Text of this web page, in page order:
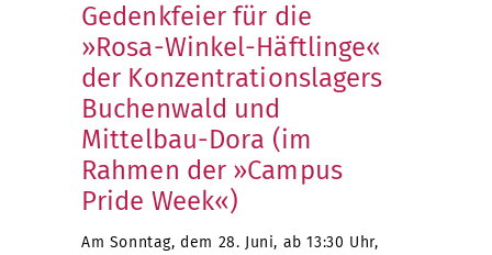
Gedenkfeier für die
»Rosa-Winkel-Häftlinge«
der Konzentrationslagers
Buchenwald und
Mittelbau-Dora (im
Rahmen der »Campus
Pride Week«)
Am Sonntag, dem 28. Juni, ab 13:30 Uhr,